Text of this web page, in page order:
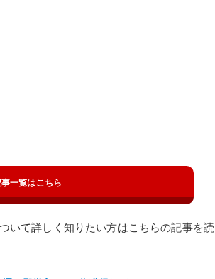
一覧はこちら
いて詳しく知りたい方はこちらの記事を読